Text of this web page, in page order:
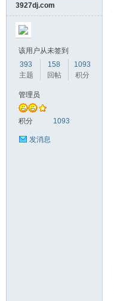
3927dj.com
该用户从未签到
393
主题
158
回帖
1093
积分
管理员
积分 1093
发消息